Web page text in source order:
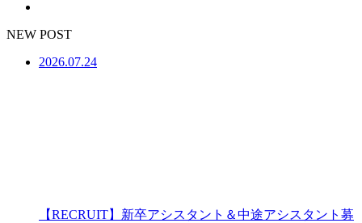
NEW POST
2026.07.24
【RECRUIT】新卒アシスタント＆中途アシスタント募